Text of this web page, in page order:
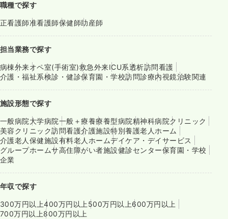
職種で探す
正看護師准看護師保健師助産師
担当業務で探す
病棟外来オペ室(手術室)救急外来ICU系透析訪問看護
介護・福祉系検診・健診保育園・学校訪問診療内視鏡治験関連
施設形態で探す
一般病院大学病院一般＋療養療養型病院精神科病院クリニック
美容クリニック訪問看護介護施設特別養護老人ホーム
介護老人保健施設有料老人ホームデイケア・デイサービス
グループホームサ高住障がい者施設健診センター保育園・学校
企業
年収で探す
300万円以上400万円以上 500万円以上600万円以上
700万円以上800万円以上